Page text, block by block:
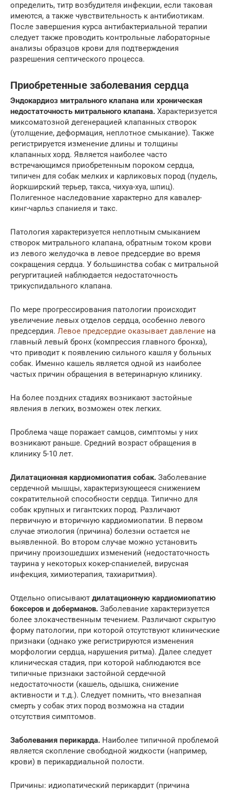
определить, титр возбудителя инфекции, если таковая
имеются, а также чувствительность к антибиотикам.
После завершения курса антибактериальной терапии
следует также проводить контрольные лабораторные
анализы образцов крови для подтверждения
разрешения септического процесса.
Приобретенные заболевания сердца
Эндокардиоз митрального клапана или хроническая
недостаточность митрального клапана. Характеризуется
миксоматозной дегенерацией клапанных створок
(утолщение, деформация, неплотное смыкание). Также
регистрируется изменение длины и толщины
клапанных хорд. Является наиболее часто
встречающимся приобретенным пороком сердца,
типичен для собак мелких и карликовых пород (пудель,
йоркширский терьер, такса, чихуа-хуа, шпиц).
Полигенное наследование характерно для кавалер-
кинг-чарльз спаниеля и такс.
Патология характеризуется неплотным смыканием
створок митрального клапана, обратным током крови
из левого желудочка в левое предсердие во время
сокращения сердца. У большинства собак с митральной
регургитацией наблюдается недостаточность
трикуспидального клапана.
По мере прогрессирования патологии происходит
увеличение левых отделов сердца, особенно левого
предсердия. Левое предсердие оказывает давление на
главный левый бронх (компрессия главного бронха),
что приводит к появлению сильного кашля у больных
собак. Именно кашель является одной из наиболее
частых причин обращения в ветеринарную клинику.
На более поздних стадиях возникают застойные
явления в легких, возможен отек легких.
Проблема чаще поражает самцов, симптомы у них
возникают раньше. Средний возраст обращения в
клинику 5-10 лет.
Дилатационная кардиомиопатия собак. Заболевание
сердечной мышцы, характеризующееся снижением
сократительной способности сердца. Типично для
собак крупных и гигантских пород. Различают
первичную и вторичную кардиомиопатии. В первом
случае этиология (причина) болезни остается не
выявленной. Во втором случае можно установить
причину произошедших изменений (недостаточность
таурина у некоторых кокер-спаниелей, вирусная
инфекция, химиотерапия, тахиаритмия).
Отдельно описывают дилатационную кардиомиопатию
боксеров и доберманов. Заболевание характеризуется
более злокачественным течением. Различают скрытую
форму патологии, при которой отсутствуют клинические
признаки (однако уже регистрируются изменения
морфологии сердца, нарушения ритма). Далее следует
клиническая стадия, при которой наблюдаются все
типичные признаки застойной сердечной
недостаточности (кашель, одышка, снижение
активности и т.д.). Следует помнить, что внезапная
смерть у собак этих пород возможна на стадии
отсутствия симптомов.
Заболевания перикарда. Наиболее типичной проблемой
является скопление свободной жидкости (например,
крови) в перикардиальной полости.
Причины: идиопатический перикардит (причина